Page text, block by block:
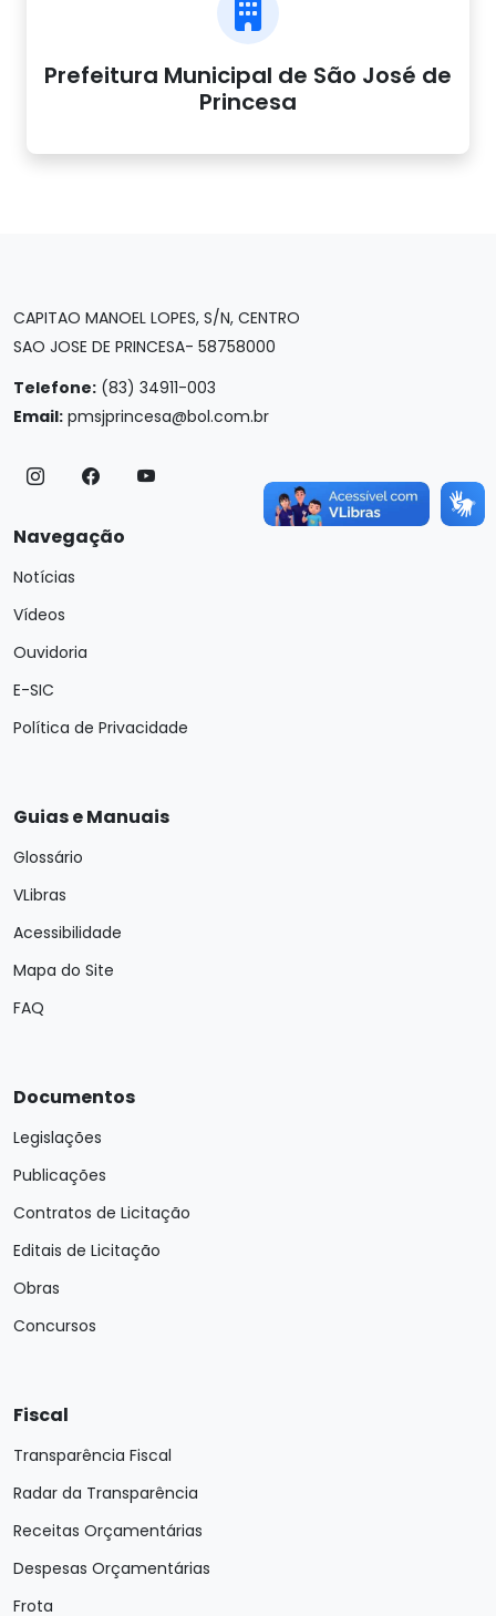
Prefeitura Municipal de São José de
Princesa
CAPITAO MANOEL LOPES, S/N, CENTRO
SAO JOSE DE PRINCESA- 58758000
Telefone: (83) 34911-003
Email: pmsjprincesa@bol.com.br
Navegação
Notícias
Vídeos
Ouvidoria
E-SIC
Política de Privacidade
Guias e Manuais
Glossário
VLibras
Acessibilidade
Mapa do Site
FAQ
Documentos
Legislações
Publicações
Contratos de Licitação
Editais de Licitação
Obras
Concursos
Fiscal
Transparência Fiscal
Radar da Transparência
Receitas Orçamentárias
Despesas Orçamentárias
Frota